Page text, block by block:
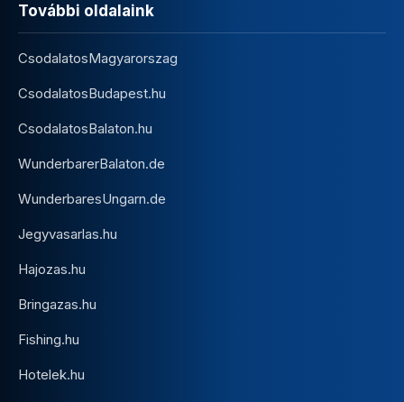
További oldalaink
CsodalatosMagyarorszag
CsodalatosBudapest.hu
CsodalatosBalaton.hu
WunderbarerBalaton.de
WunderbaresUngarn.de
Jegyvasarlas.hu
Hajozas.hu
Bringazas.hu
Fishing.hu
Hotelek.hu